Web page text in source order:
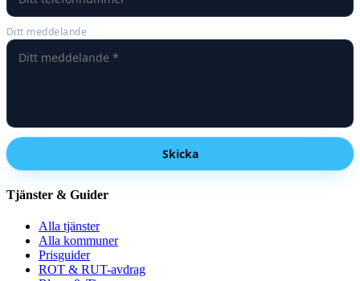
Ditt meddelande
Skicka
Tjänster & Guider
Alla tjänster
Alla kommuner
Prisguider
ROT & RUT-avdrag